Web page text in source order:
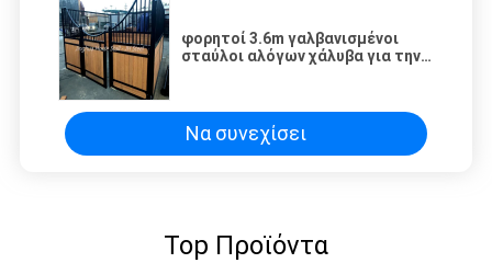
φορητοί 3.6m γαλβανισμένοι
σταύλοι αλόγων χάλυβα για την
Να συνεχίσει
Top Προϊόντα